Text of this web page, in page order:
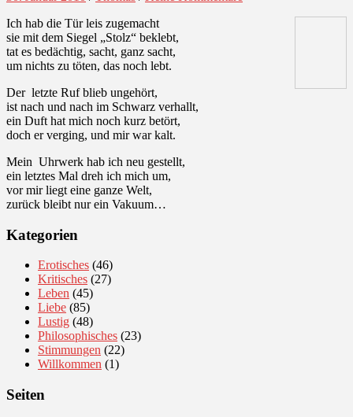
Ich hab die Tür leis zugemacht
sie mit dem Siegel „Stolz“ beklebt,
tat es bedächtig, sacht, ganz sacht,
um nichts zu töten, das noch lebt.
Der letzte Ruf blieb ungehört,
ist nach und nach im Schwarz verhallt,
ein Duft hat mich noch kurz betört,
doch er verging, und mir war kalt.
Mein Uhrwerk hab ich neu gestellt,
ein letztes Mal dreh ich mich um,
vor mir liegt eine ganze Welt,
zurück bleibt nur ein Vakuum…
Kategorien
Erotisches (46)
Kritisches (27)
Leben (45)
Liebe (85)
Lustig (48)
Philosophisches (23)
Stimmungen (22)
Willkommen (1)
Seiten